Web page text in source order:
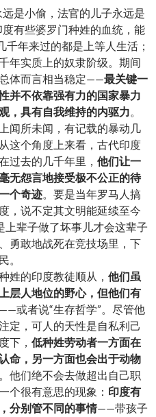
是小偷，法官的儿子永远是
有些婆罗门种姓的血统，能
千年来过的都是上等人生活；
年实质上的奴隶阶级。期间
体而言相当稳定——最关键一
并不依靠强有力的国家暴力
，具有自我维持的内驱力。
闻所未闻，有记载的暴动几
这个角度上来看，古代印度
过去的几千年里， 他们让一
无怨言地接受极不公正的待
个奇迹。要是当年罗马人搞
，说不定其文明能延续至今
辈子做了坏事儿才会这辈子
勇敢地战死在竞技场里，下
。
姓的印度教徒顺从， 他们虽
层人地位的野心，但他们有
——或者说“生存哲学”。尽管他
定，可人的天性是自私利己
下， 低种姓劳动者一方面在
命，另一方面也会出于动物
他们绝不会去做超出自己职
个很有意思的现象： 印度有
分别管不同的事情——带孩子